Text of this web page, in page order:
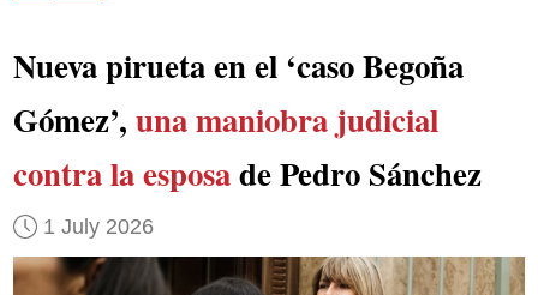
Nueva pirueta en el ‘caso Begoña
Gómez’, una maniobra judicial
contra la esposade Pedro Sánchez
1 July 2026